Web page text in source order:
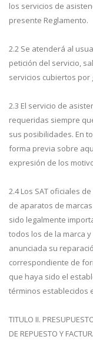
los servicios de
presente Reglamento.
2.2 Se atenderá al
petición del servicio,
servicios cubiertos
2.3 El servicio de
requeridas siempre
sus posibilidades. En
forma previa sobre
expresión de los
2.4 Los SAT oficiales
de aparatos de
sido legalmente
todos los de la marca
anunciada su
correspondiente de
que haya sido el
términos establecidos
TITULO II.
DE REPUESTO Y